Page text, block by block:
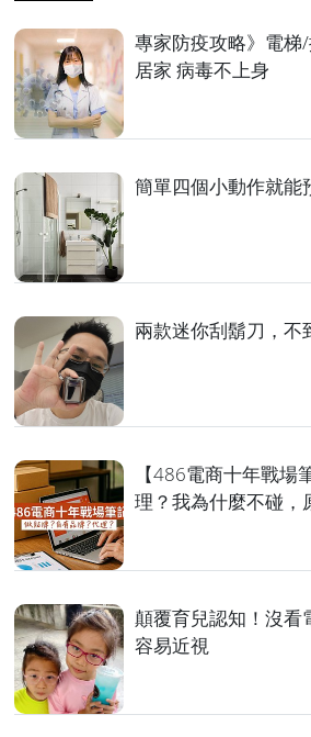
專家防疫攻略》電
居家 病毒不上身
簡單四個小動作就能
兩款迷你刮鬍刀，
【486電商十年戰場
理？我為什麼不碰，
顛覆育兒認知！沒看
容易近視